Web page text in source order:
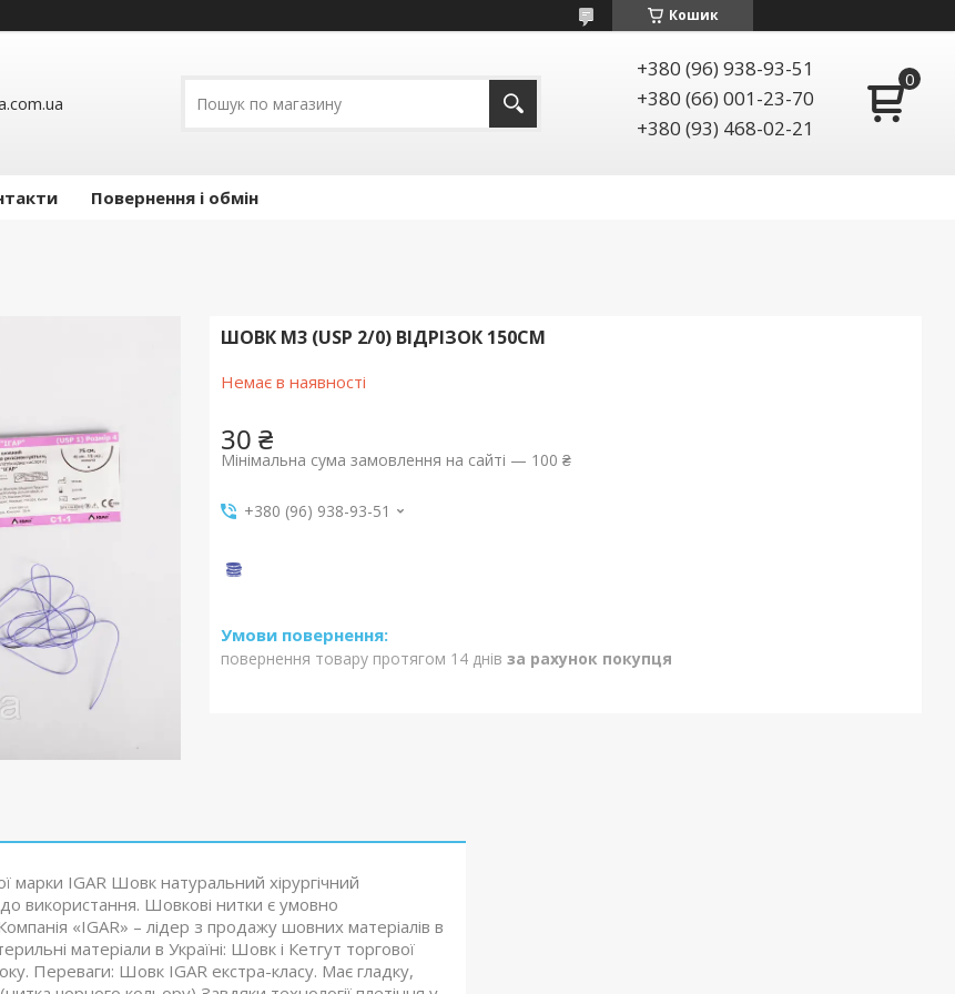
Кошик
+380 (96) 938-93-51
+380 (66) 001-23-70
+380 (93) 468-02-21
Повернення і обмін
ШОВК М3 (USP 2/0) ВІДРІЗОК 150СМ
Немає в наявності
30 ₴
Мінімальна сума замовлення на сайті — 100 ₴
+380 (96) 938-93-51
повернення товару протягом 14 днів за рахунок покупця
марки IGAR Шовк натуральний хірургічний
використання. Шовкові нитки є умовно
«IGAR» – лідер з продажу шовних матеріалів в
матеріали в Україні: Шовк і Кетгут торгової
Переваги: Шовк IGAR екстра-класу. Має гладку,